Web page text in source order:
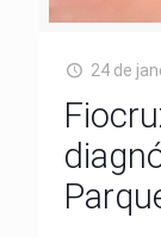
24 de